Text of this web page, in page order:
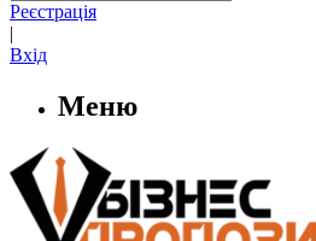
Реєстрація
|
Вхід
Меню